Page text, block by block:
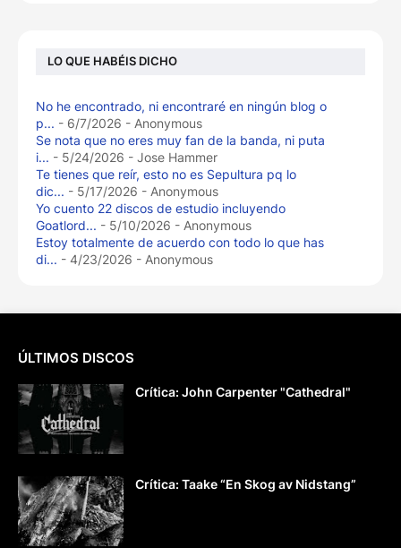
LO QUE HABÉIS DICHO
No he encontrado, ni encontraré en ningún blog o
p... - 6/7/2026 - Anonymous
Se nota que no eres muy fan de la banda, ni puta
i... - 5/24/2026 - Jose Hammer
Te tienes que reír, esto no es Sepultura pq lo
dic... - 5/17/2026 - Anonymous
Yo cuento 22 discos de estudio incluyendo
Goatlord... - 5/10/2026 - Anonymous
Estoy totalmente de acuerdo con todo lo que has
di... - 4/23/2026 - Anonymous
ÚLTIMOS DISCOS
Crítica: John Carpenter "Cathedral"
Crítica: Taake “En Skog av Nidstang”